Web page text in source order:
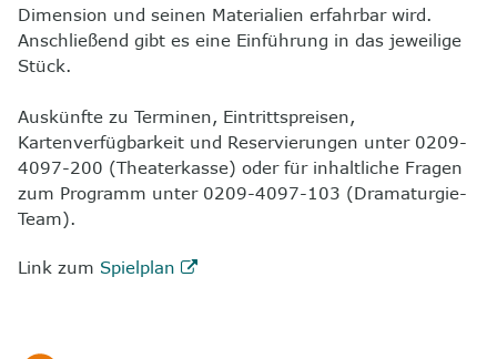
Dimension und seinen Materialien erfahrbar wird.
Anschließend gibt es eine Einführung in das jeweilige
Stück.
Auskünfte zu Terminen, Eintrittspreisen,
Kartenverfügbarkeit und Reservierungen unter 0209-
4097-200 (Theaterkasse) oder für inhaltliche Fragen
zum Programm unter 0209-4097-103 (Dramaturgie-
Team).
Link zum Spielplan